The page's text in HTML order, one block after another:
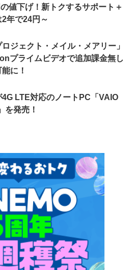
値下げ！新トクするサポート＋
年で24円～
ジェクト・メイル・メアリー」
プライムビデオで追加課金無し
に！
4G LTE対応のノートPC「VAIO
を発売！